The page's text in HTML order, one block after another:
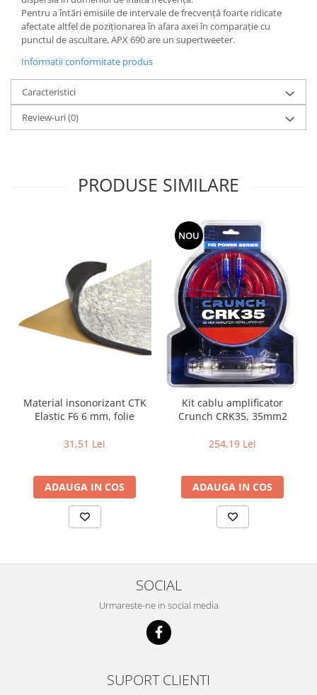
Pentru a întări emisiile de intervale de frecvență foarte ridicate
afectate altfel de poziționarea în afara axei în comparație cu
punctul de ascultare, APX 690 are un supertweeter.
Informatii conformitate produs
Caracteristici
Review-uri(0)
PRODUSE SIMILARE
Material insonorizant CTK
Elastic F6 6 mm, folie
31,51 Lei
ADAUGA IN COS
NOU
Kit cablu amplificator
Crunch CRK35, 35mm2
254,19 Lei
ADAUGA IN COS
SOCIAL
Urmareste-ne in social media
SUPORT CLIENTI